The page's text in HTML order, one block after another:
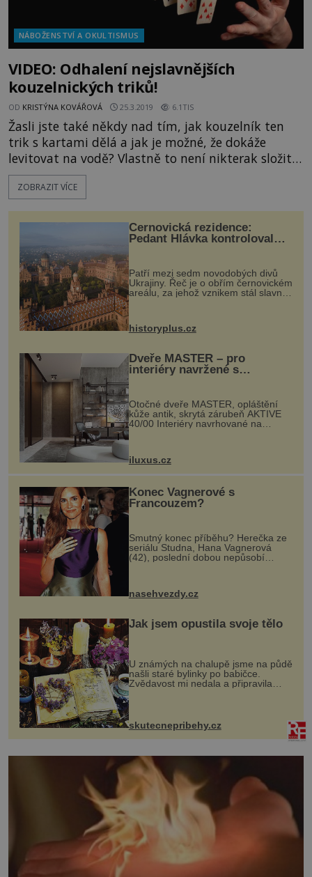
NÁBOŽENSTVÍ A OKULTISMUS
VIDEO: Odhalení nejslavnějších
kouzelnických triků!
OD KRISTÝNA KOVÁŘOVÁ 25.3.2019 6.1TIS
Žasli jste také někdy nad tím, jak kouzelník ten
trik s kartami dělá a jak je možné, že dokáže
levitovat na vodě? Vlastně to není nikterak složité
a vše má své vysvětlení. Veškeré triky fungují na
bázi podvodů, které nejsou ani nikterak složité a
přijít. https://www.youtube.com/watch?v=_VV-
ZOBRAZIT VÍCE
Černovická rezidence:
Pedant Hlávka kontroloval
Patří mezi sedm novodobých divů
Ukrajiny. Řeč je o obřím černovickém
areálu, za jehož vznikem stál slavný
český architekt Josef Hlávka. Ten si
na něm dal mimořádně záležet. Jeho
stavební plány by při ...
historyplus.cz
Dveře MASTER – pro
interiéry navržené s
rozumem i vášní!
Otočné dveře MASTER, opláštění
kůže antik, skrytá zárubeň AKTIVE
40/00 Interiéry navrhované na
zakázku často vyžadují atypické
rozměry nejen nábytku, ale i
dnes umož...
iluxus.cz
Konec Vagnerové s
Francouzem?
Smutný konec příběhu? Herečka ze
seriálu Studna, Hana Vagnerová
(42), poslední dobou nepůsobí
nasehvezdy.cz
Jak jsem opustila svoje tělo
U známých na chalupě jsme na půdě
našli staré bylinky po babičce.
Zvědavost mi nedala a připravila
jsem si z nich lektvar… Zimní pobyt
na chalupě se pro mě vlastní vinou
změnil v děsivý zážitek, na kt...
skutecnepribehy.cz